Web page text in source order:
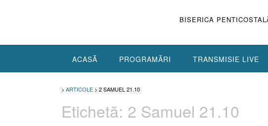
BISERICA
ACASĂ PROGRAMĂRI TRANSMISIE LIVE
> ARTICOLE > 2 SAMUEL 21.10
Etichetă: 2 Samuel 21.10